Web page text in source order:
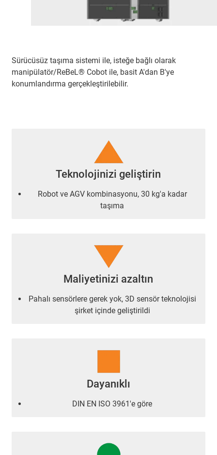
Sürücüsüz taşıma sistemi ile, isteğe bağlı olarak
manipülatör/ReBeL® Cobot ile, basit A'dan B'ye
konumlandırma gerçekleştirilebilir.
Teknolojinizi geliştirin
Robot ve AGV kombinasyonu, 30 kg'a kadar
taşıma
Maliyetinizi azaltın
Pahalı sensörlere gerek yok, 3D sensör teknolojisi
şirket içinde geliştirildi
Dayanıklı
DIN EN ISO 3961'e göre